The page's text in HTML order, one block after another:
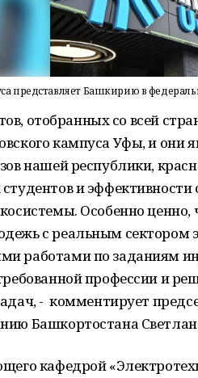
представляет Башкирию в
отобранных со всей
кампуса Уфы, и они
нашей республики,
и эффективности
Особенно
с реальным сектором
работами по заданиям
профессии и
- комментирует
Башкортостана
кафедрой